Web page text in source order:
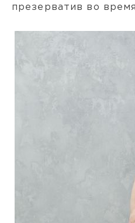
презерватив во